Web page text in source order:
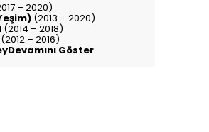
– 2020)
(2013 – 2020)
(2014 – 2018)
(2012 – 2016)
Devamını Göster